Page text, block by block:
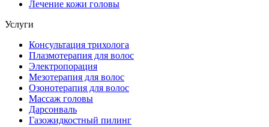
Лечение кожи головы
Услуги
Консультация трихолога
Плазмотерапия для волос
Электропорация
Мезотерапия для волос
Озонотерапия для волос
Массаж головы
Дарсонваль
Газожидкостный пилинг